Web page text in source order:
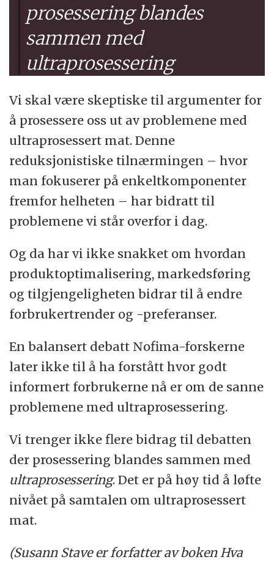
prosessering blandes
sammen med
ultraprosessering
Vi skal være skeptiske til argumenter for
å prosessere oss ut av problemene med
ultraprosessert mat. Denne
reduksjonistiske tilnærmingen – hvor
man fokuserer på enkeltkomponenter
fremfor helheten – har bidratt til
problemene vi står overfor i dag.
Og da har vi ikke snakket om hvordan
produktoptimalisering, markedsføring
og tilgjengeligheten bidrar til å endre
forbrukertrender og -preferanser.
En balansert debatt Nofima-forskerne
later ikke til å ha forstått hvor godt
informert forbrukerne nå er om de sanne
problemene med ultraprosessering.
Vi trenger ikke flere bidrag til debatten
der prosessering blandes sammen med
ultraprosessering. Det er på høy tid å løfte
nivået på samtalen om ultraprosessert
mat.
(Susann Stave er forfatter av boken Hva